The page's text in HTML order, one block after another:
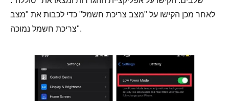
שלב 2.
לאחר מכן הקישו על "מצב צריכת חשמל" כדי לכבות את "מצב
צריכת חשמל נמוכה".